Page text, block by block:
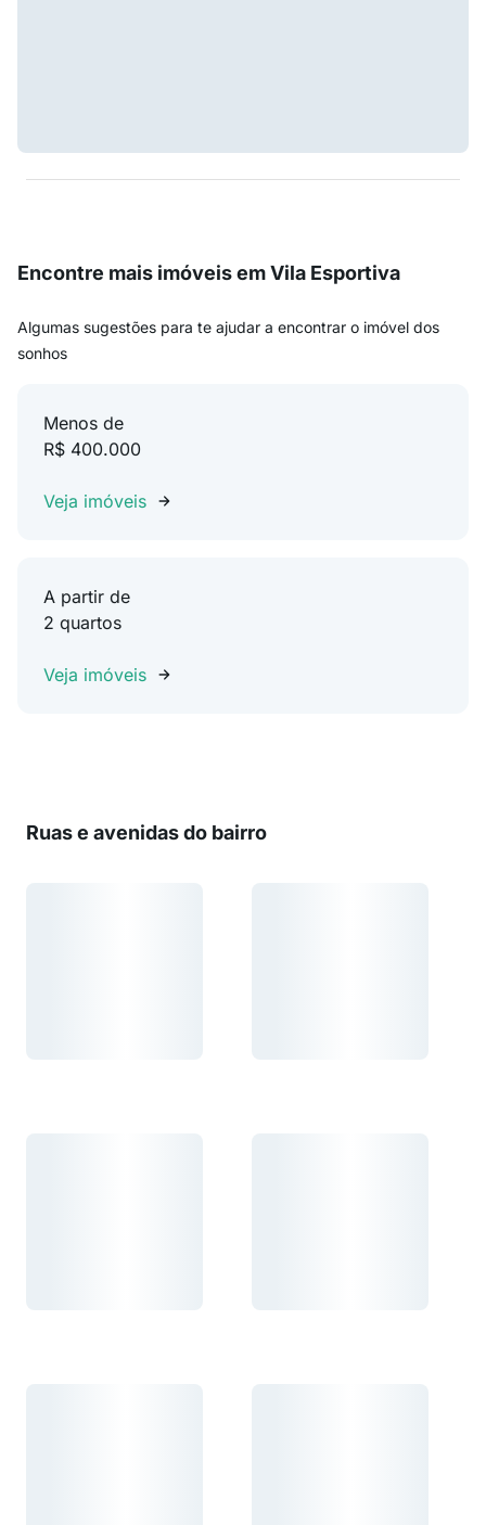
Encontre mais imóveis em Vila Esportiva
Algumas sugestões para te ajudar a encontrar o imóvel dos
sonhos
Menos de
R$ 400.000
Veja imóveis
A partir de
2 quartos
Veja imóveis
Ruas e avenidas do bairro